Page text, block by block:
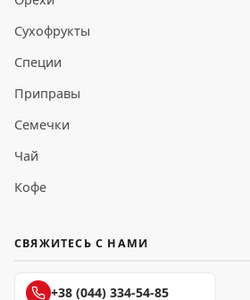
Сухофрукты
Специи
Приправы
Семечки
Чай
Кофе
СВЯЖИТЕСЬ С НАМИ
+38 (044) 334-54-85